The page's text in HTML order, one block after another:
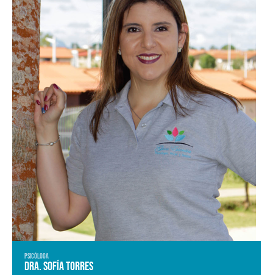
PSICÓLOGA
Dra. Sofía Torres